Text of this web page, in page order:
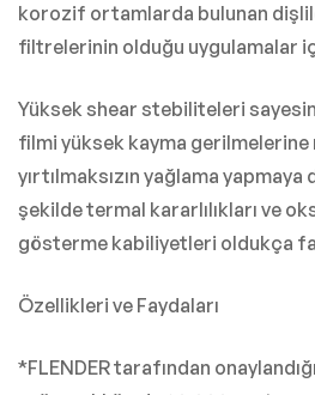
korozif ortamlarda bulunan
filtrelerinin olduğu uygulamalar
Yüksek shear stebiliteleri
filmi yüksek kayma gerilmelerine
yırtılmaksızın yağlama
şekilde termal kararlılıkları ve
gösterme kabiliyetleri oldukça
Özellikleri ve Faydaları
*FLENDER tarafından